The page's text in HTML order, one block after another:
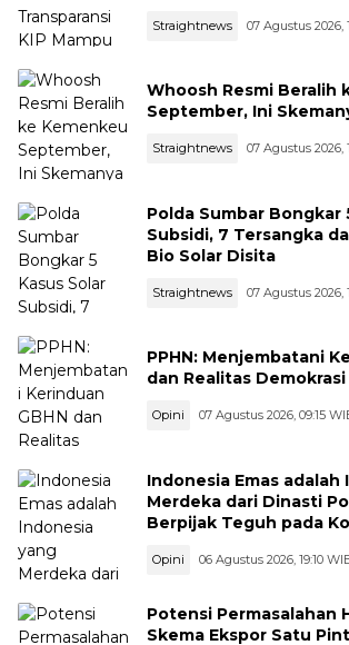
Straightnews 07 Agustus 2026,
Whoosh Resmi Beralih
September, Ini
Straightnews 07 Agustus 2026,
Polda Sumbar Bongkar
Subsidi, 7 Tersangka
Bio Solar Disita
Straightnews 07 Agustus 2026,
PPHN: Menjembatani
dan Realitas
Opini 07 Agustus 2026, 09:15
Indonesia Emas adalah
Merdeka dari Dinasti
Berpijak Teguh pada
Opini 06 Agustus 2026, 19:10
Potensi Permasalahan
Skema Ekspor Satu